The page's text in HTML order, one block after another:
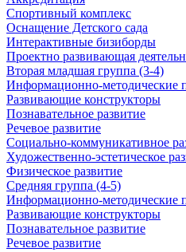
Спортивный комплекс
Оснащение Детского сада
Интерактивные бизиборды
Проектно развивающая
Вторая младшая группа (3-4)
Информационно-методические
Развивающие конструкторы
Познавательное развитие
Речевое развитие
Социально-коммуникативное
Художественно-эстетическое
Физическое развитие
Средняя группа (4-5)
Информационно-методические
Развивающие конструкторы
Познавательное развитие
Речевое развитие